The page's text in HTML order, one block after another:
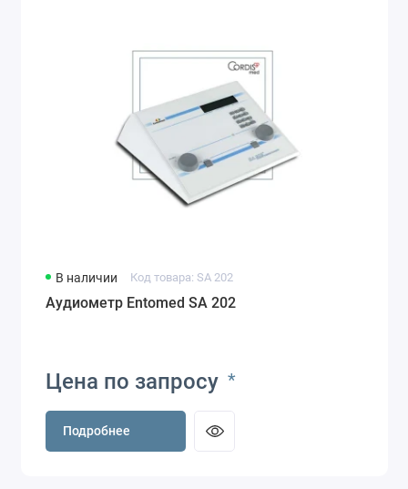
В наличии Код товара: SA 202
Аудиометр Entomed SA 202
Цена по запросу *
Подробнее